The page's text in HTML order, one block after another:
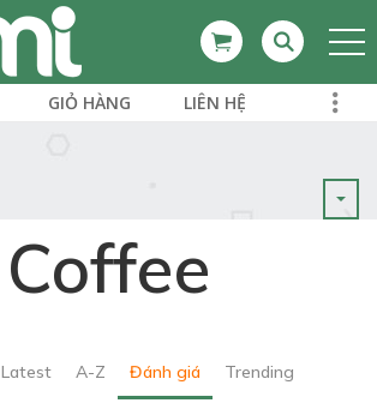
GIỎ HÀNG LIÊN HỆ
Coffee
Latest A-Z Đánh giá Trending